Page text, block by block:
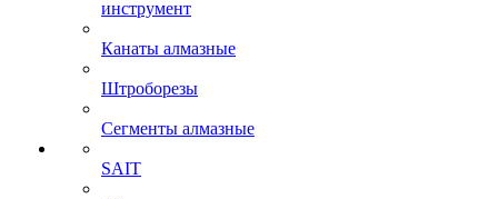
инструмент
Канаты алмазные
Штроборезы
Сегменты алмазные
SAIT